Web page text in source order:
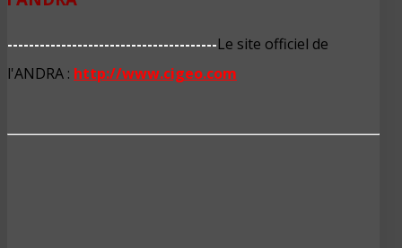
---------------------------------------Le site officiel de
l'ANDRA : http://www.cigeo.com